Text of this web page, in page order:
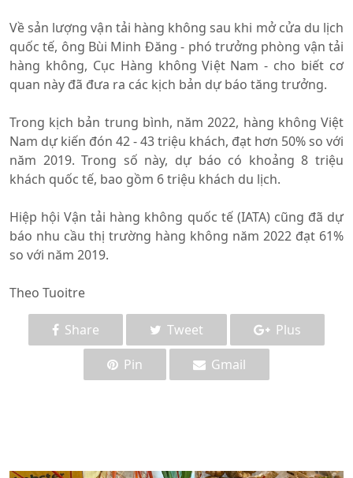
Về sản lượng vận tải hàng không sau khi mở cửa du lịch
quốc tế, ông Bùi Minh Đăng - phó trưởng phòng vận tải
hàng không, Cục Hàng không Việt Nam - cho biết cơ
quan này đã đưa ra các kịch bản dự báo tăng trưởng.
Trong kịch bản trung bình, năm 2022, hàng không Việt
Nam dự kiến đón 42 - 43 triệu khách, đạt hơn 50% so với
năm 2019. Trong số này, dự báo có khoảng 8 triệu
khách quốc tế, bao gồm 6 triệu khách du lịch.
Hiệp hội Vận tải hàng không quốc tế (IATA) cũng đã dự
báo nhu cầu thị trường hàng không năm 2022 đạt 61%
so với năm 2019.
Theo Tuoitre
Share Tweet
Plus
Pin
Gmail